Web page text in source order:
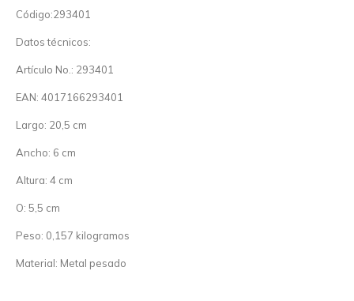
Código:293401
Datos técnicos:
Artículo No.: 293401
EAN: 4017166293401
Largo: 20,5 cm
Ancho: 6 cm
Altura: 4 cm
O: 5,5 cm
Peso: 0,157 kilogramos
Material: Metal pesado